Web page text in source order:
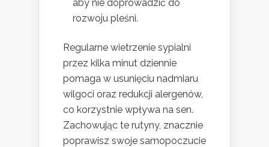
aby nie doprowadzić do
rozwoju pleśni.
Regularne wietrzenie sypialni
przez kilka minut dziennie
pomaga w usunięciu nadmiaru
wilgoci oraz redukcji alergenów,
co korzystnie wpływa na sen.
Zachowując te rutyny, znacznie
poprawisz swoje samopoczucie